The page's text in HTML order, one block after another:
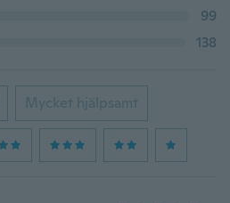
99
138
Mycket hjälpsamt